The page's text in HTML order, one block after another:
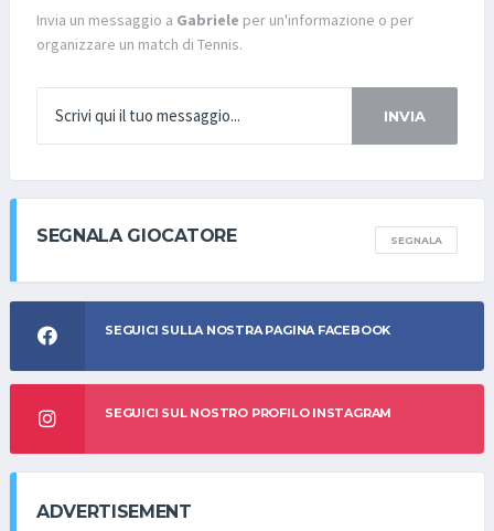
Invia un messaggio a Gabriele per un'informazione o per
organizzare un match di Tennis.
INVIA
SEGNALA GIOCATORE SEGNALA
SEGUICI SULLA NOSTRA PAGINA FACEBOOK
SEGUICI SUL NOSTRO PROFILO INSTAGRAM
ADVERTISEMENT